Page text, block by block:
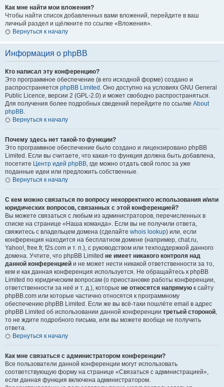
Как мне найти мои вложения?
Чтобы найти список добавленных вами вложений, перейдите в ваш
личный раздел и щёлкните по ссылке «Вложения».
Вернуться к началу
Информация о phpBB
Кто написал эту конференцию?
Это программное обеспечение (в его исходной форме) создано и
распространяется phpBB Limited . Оно доступно на условиях GNU General
Public Licence, версии 2 (GPL-2.0) и может свободно распространяться.
Для получения более подробных сведений перейдите по ссылке About
phpBB.
Вернуться к началу
Почему здесь нет такой-то функции?
Это программное обеспечение было создано и лицензировано phpBB
Limited. Если вы считаете, что какая-то функция должна быть добавлена,
посетите Центр идей phpBB, где можно отдать свой голос за уже
поданные идеи или предложить собственные.
Вернуться к началу
С кем можно связаться по вопросу некорректного использования и/или
юридических вопросов, связанных с этой конференцией?
Вы можете связаться с любым из администраторов, перечисленных в
списке на странице «Наша команда». Если вы не получили ответа,
свяжитесь с владельцем домена (сделайте whois lookup) или, если
конференция находится на бесплатном домене (например, chat.ru,
Yahoo!, free.fr, f2s.com и т. п.), с руководством или техподдержкой данного
домена. Учтите, что phpBB Limited не имеет никакого контроля над
данной конференцией и не может нести никакой ответственности за то,
кем и как данная конференция используется. Не обращайтесь к phpBB
Limited по юридическим вопросам (о приостановке работы конференции,
ответственности за неё и т. д.), которые не относятся напрямую к сайту
phpBB.com или которые частично относятся к программному
обеспечению phpBB Limited. Если же вы всё-таки пошлёте email в адрес
phpBB Limited об использовании данной конференции третьей стороной,
то не ждите подробного письма, или вы можете вообще не получить
ответа.
Вернуться к началу
Как мне связаться с администратором конференции?
Все пользователи данной конференции могут использовать
соответствующую форму на странице «Связаться с администрацией»,
если данная функция включена администратором.